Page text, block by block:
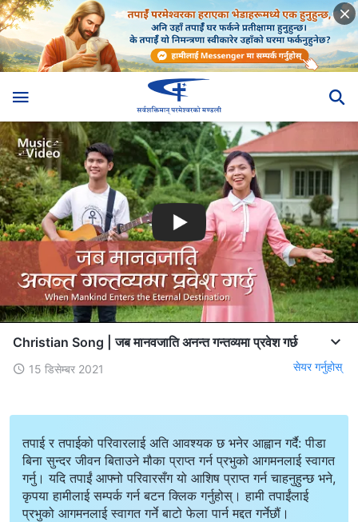
Christian Song | जब मानवजाति अनन्त गन्तव्यमा प्रवेश गर्छ
15 डिसेम्बर 2021 सेयर गर्नुहोस्
तपाई र तपाईको परिवारलाई अति आवश्यक छ भनेर आह्वान गर्दै: पीडा
बिना सुन्दर जीवन बिताउने मौका प्राप्त गर्न प्रभुको आगमनलाई स्वागत
गर्नु। यदि तपाईं आफ्नो परिवारसँग यो आशिष प्राप्त गर्न चाहनुहुन्छ भने,
कृपया हामीलाई सम्पर्क गर्न बटन क्लिक गर्नुहोस्। हामी तपाईंलाई
प्रभुको आगमनलाई स्वागत गर्ने बाटो फेला पार्न मद्दत गर्नेछौं।